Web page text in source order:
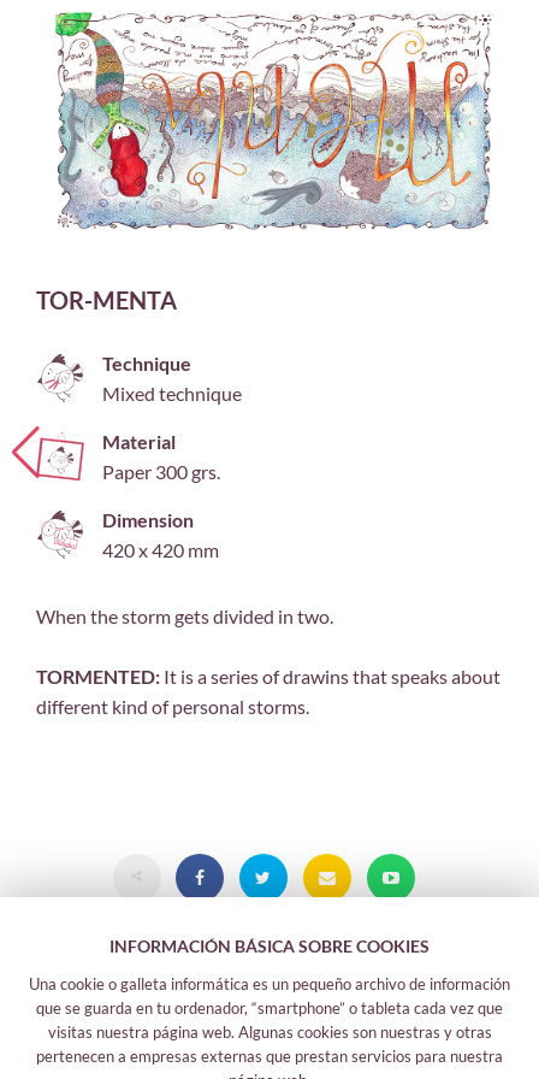
TOR-MENTA
Technique
Mixed technique
Material
Paper 300 grs.
Dimension
420 x 420 mm
When the storm gets divided in two.
TORMENTED: It is a series of drawins that speaks about
different kind of personal storms.
INFORMACIÓN BÁSICA SOBRE COOKIES
Una cookie o galleta informática es un pequeño archivo de información
que se guarda en tu ordenador, “smartphone” o tableta cada vez que
visitas nuestra página web. Algunas cookies son nuestras y otras
pertenecen a empresas externas que prestan servicios para nuestra